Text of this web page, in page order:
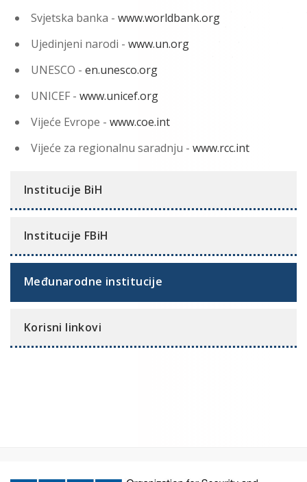
Svjetska banka - www.worldbank.org
Ujedinjeni narodi - www.un.org
UNESCO - en.unesco.org
UNICEF - www.unicef.org
Vijeće Evrope - www.coe.int
Vijeće za regionalnu saradnju - www.rcc.int
Institucije BiH
Institucije FBiH
Međunarodne institucije
Korisni linkovi